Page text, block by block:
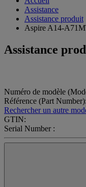
Assistance
Assistance produit
Aspire A14-
Assistance
Numéro de modèle
Référence (Part Number):
Rechercher un autre
GTIN:
Serial Number :